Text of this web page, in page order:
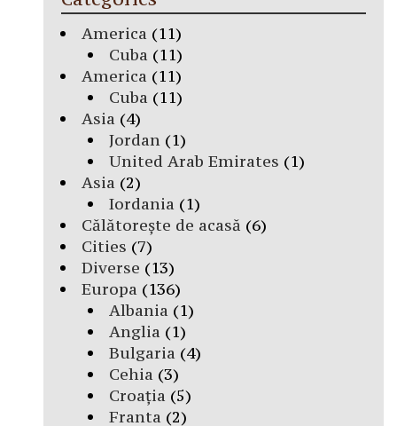
America (11)
Cuba (11)
America (11)
Cuba (11)
Asia (4)
Jordan(1)
United Arab Emirates (1)
Asia (2)
Iordania (1)
Călătorește de acasă (6)
Cities (7)
Diverse (13)
Europa (136)
Albania (1)
Anglia (1)
Bulgaria (4)
Cehia (3)
Croația (5)
Franta (2)